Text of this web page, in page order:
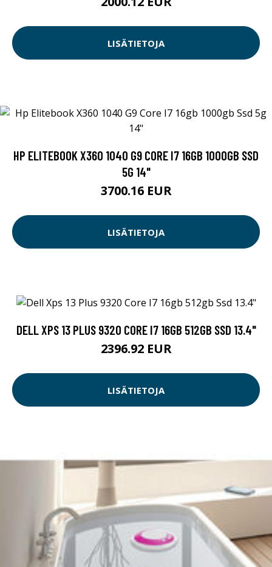
LISÄTIETOJA
HP ELITEBOOK X360 1040 G9 CORE I7 16GB 1000GB SSD
5G 14"
3700.16 EUR
LISÄTIETOJA
DELL XPS 13 PLUS 9320 CORE I7 16GB 512GB SSD 13.4"
2396.92 EUR
LISÄTIETOJA